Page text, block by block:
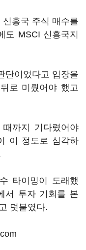
흥국 주식 매수를
도 MSCI 신흥국지
단이었다고 입장을
로 미뤘어야 했고
까지 기다렸어야
이 정도로 심각하
타이밍이 도래했
서 투자 기회를 본
덧붙였다.